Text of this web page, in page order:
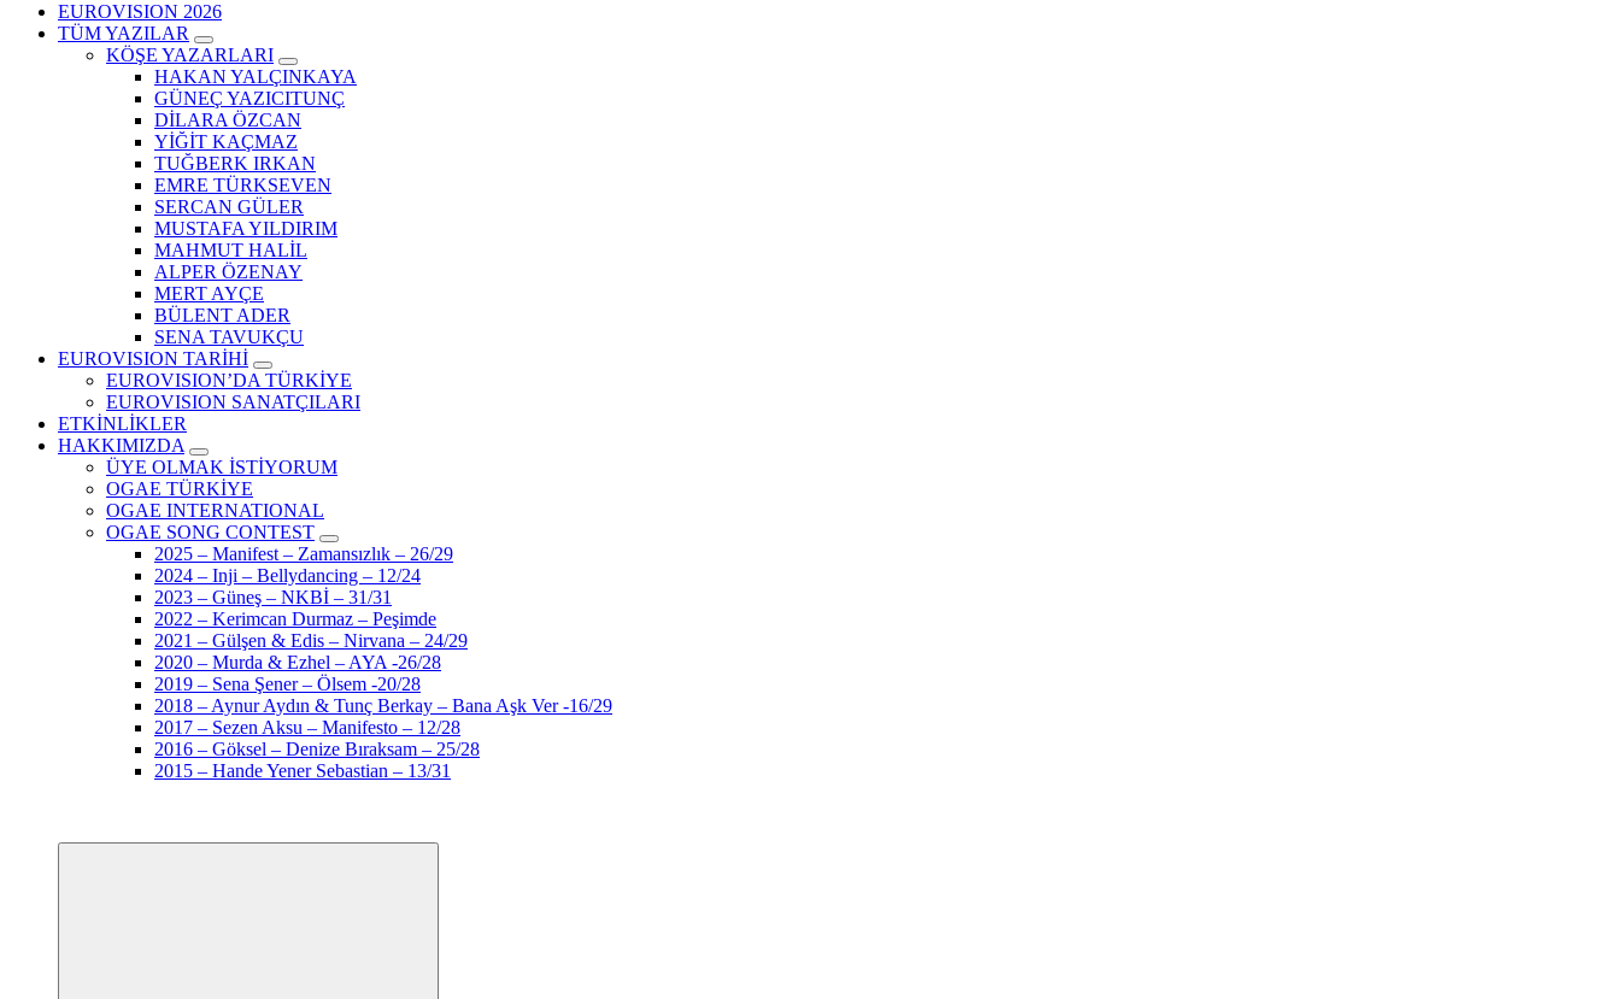
EUROVISION 2026
TÜM YAZILAR
KÖŞE YAZARLARI
HAKAN YALÇINKAYA
GÜNEÇ YAZICITUNÇ
DİLARA ÖZCAN
YİĞİT KAÇMAZ
TUĞBERK IRKAN
EMRE TÜRKSEVEN
SERCAN GÜLER
MUSTAFA YILDIRIM
MAHMUT HALİL
ALPER ÖZENAY
MERT AYÇE
BÜLENT ADER
SENA TAVUKÇU
EUROVISION TARİHİ
EUROVISION’DA TÜRKİYE
EUROVISION SANATÇILARI
ETKİNLİKLER
HAKKIMIZDA
ÜYE OLMAK İSTİYORUM
OGAE TÜRKİYE
OGAE INTERNATIONAL
OGAE SONG CONTEST
2025 – Manifest – Zamansızlık – 26/29
2024 – Inji – Bellydancing – 12/24
2023 – Güneş – NKBİ – 31/31
2022 – Kerimcan Durmaz – Peşimde
2021 – Gülşen & Edis – Nirvana – 24/29
2020 – Murda & Ezhel – AYA -26/28
2019 – Sena Şener – Ölsem -20/28
2018 – Aynur Aydın & Tunç Berkay – Bana Aşk Ver -16/29
2017 – Sezen Aksu – Manifesto – 12/28
2016 – Göksel – Denize Bıraksam – 25/28
2015 – Hande Yener Sebastian – 13/31